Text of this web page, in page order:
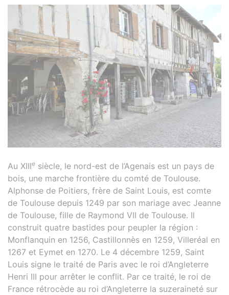
Au XIIIe siècle, le nord-est de l’Agenais est un pays de
bois, une marche frontière du comté de Toulouse.
Alphonse de Poitiers, frère de Saint Louis, est comte
de Toulouse depuis 1249 par son mariage avec Jeanne
de Toulouse, fille de Raymond VII de Toulouse. Il
construit quatre bastides pour peupler la région :
Monflanquin en 1256, Castillonnès en 1259, Villeréal en
1267 et Eymet en 1270. Le 4 décembre 1259, Saint
Louis signe le traité de Paris avec le roi d’Angleterre
Henri III pour arrêter le conflit. Par ce traité, le roi de
France rétrocède au roi d’Angleterre la suzeraineté sur